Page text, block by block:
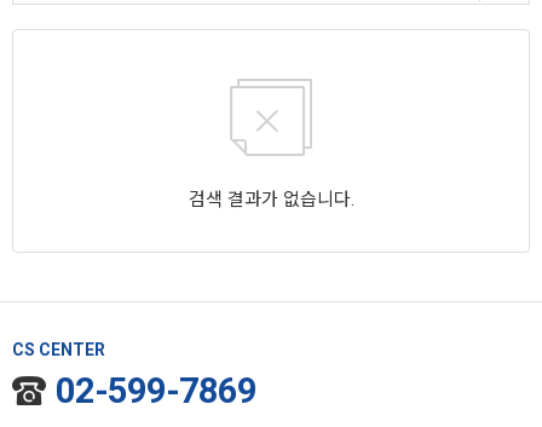
검색 결과가 없습니다.
CS CENTER
02-599-7869